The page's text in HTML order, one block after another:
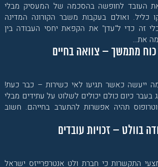
העובד לחופשה בהסכמה של המעסיק מבלי
כליל. ואולם בעקבות משבר הקורונה המדינה
זה כדי ל"עדן" את הקפאת יחסי העבודה בין
את…
כוח מתמשך – צוואה בחיים
ייעשה כאשר תגיעו לאי כשירות – כבר כעת!
בעבר כיום כולם יכולים לשלוט על עתידים מבלי
תהיה אפשרות להתערב בחייהם. חשוב
בוולט – זכויות עובדים
התקשרות כי חברת ולט אנטרפרייזס ישראל